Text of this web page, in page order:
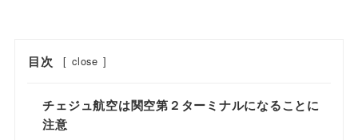
目次 [ close ]
チェジュ航空は関空第２ターミナルになることに
注意